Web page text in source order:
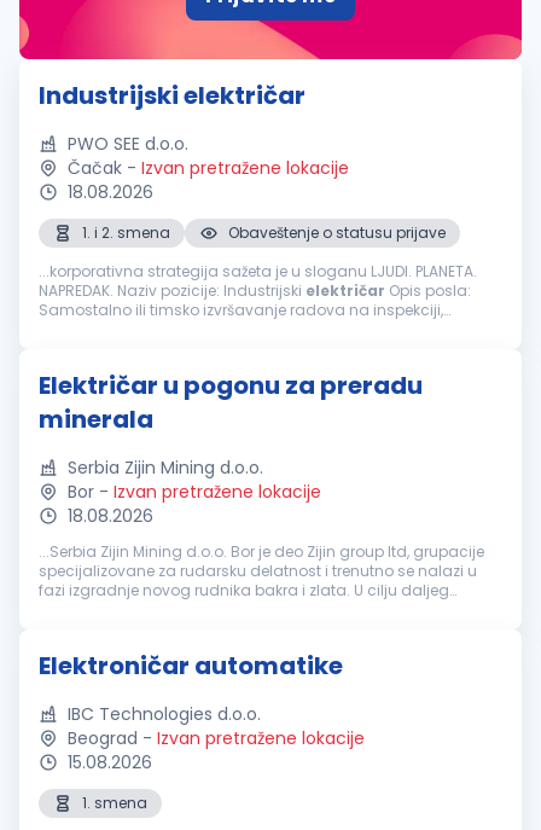
Industrijski električar
PWO SEE d.o.o.
Čačak - Izvan pretražene lokacije
18.08.2026
1. i 2. smena
Obaveštenje o statusu prijave
...korporativna strategija sažeta je u sloganu LJUDI. PLANETA.
NAPREDAK. Naziv pozicije: Industrijski električar Opis posla:
Samostalno ili timsko izvršavanje radova na inspekciji,
Električar u pogonu za preradu
minerala
Serbia Zijin Mining d.o.o.
Bor - Izvan pretražene lokacije
18.08.2026
...Serbia Zijin Mining d.o.o. Bor je deo Zijin group ltd, grupacije
specijalizovane za rudarsku delatnost i trenutno se nalazi u
fazi izgradnje novog rudnika bakra i zlata. U cilju daljeg
Elektroničar automatike
IBC Technologies d.o.o.
Beograd - Izvan pretražene lokacije
15.08.2026
1. smena